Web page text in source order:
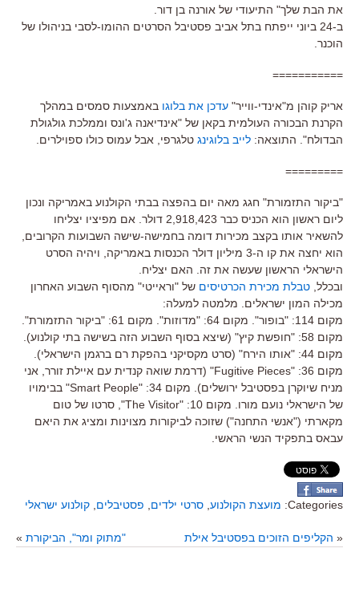
את הבת שלך" התיעודי של אורנה בן דור.
ב-24 ביוני ייפתח בתל אביב פסטיבל הסרטים ההומו-לסבי בניהולו של
הוכנר.
===========
אריק קוהן מ"אינדי-ווייר" עדכן את בלוגו באמצעות סמסים במהלך
הקרנת הבכורה העולמית בקאן של "אינדיאנה ג'ונס וממלכת גולגולת
הבדולח". התוצאה: לייב בלוגינג טלגרפי, אבל עמוס כולו ספוילרים.
=========
"ביקור התזמורת" חגג מאה יום בהפצה בבתי הקולנוע באמריקה ונכון
ליום ראשון הוא הכניס כבר 2,918,423 דולר. אם מפיציו יצליחו
להשאיר אותו בקצב מכירות דומה בחמישה-שישה השבועות הקרובים,
הוא יחצה את קו ה-3 מיליון דולר הכנסות באמריקה, ויהיה הסרט
הישראלי הראשון שעשה את זה. האם יצליח.
ובכלל, טבלת מכירת הכרטיסים של "וראייטי" מהסוף השבוע האחרון
מכילה המון ישראלים. מלמטה למעלה:
מקום 114: "בופור". מקום 64: "מדוזות". מקום 61: "ביקור התזמורת".
מקום 58: "חופשת קיץ" (שיצא בסוף השבוע הזה בשישה בתי קולנוע).
מקום 44: "אותו הירח" (סרט מקסיקני בהפקת רם ברגמן הישראלי).
מקום 36: "Fugitive Pieces" (דרמת שואה קנדית עם איילת זורר, אני
מניח שיוקרן בפסטיבל ירושלים). מקום 34: "Smart People" בבימויו
של הישראלי נועם מורו. מקום 10: "The Visitor", סרטו של טום
מקארתי ("אנשי התחנה") שזוכה לביקורות מצוינות ומציג את היאם
עבאס בתפקיד הנשי הראשי.
Categories: מועצת הקולנוע סרטי ילדים פסטיבלים קולנוע ישראלי
« הקליפים הזוכים בפסטיבל אילת "מתוק ומר", הביקורת »